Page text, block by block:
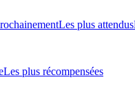
Les plus attendus
Les plus récompensées